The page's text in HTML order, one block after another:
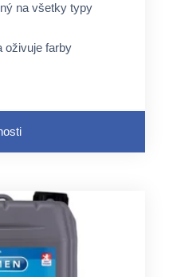
na všetky typy
oživuje farby